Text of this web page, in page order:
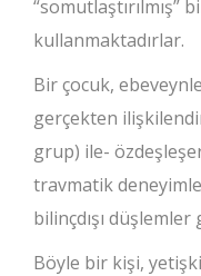
“somutlaştırılmış”
kullanmaktadırlar.
Bir çocuk,
gerçekten
grup) ile-
travmatik
bilinçdışı
Böyle bir kişi,